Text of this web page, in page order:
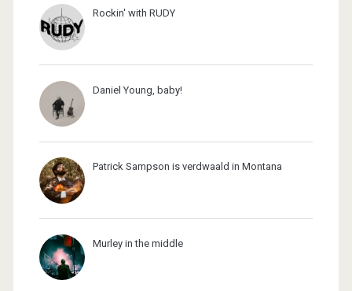
Rockin' with RUDY
Daniel Young, baby!
Patrick Sampson is verdwaald in Montana
Murley in the middle